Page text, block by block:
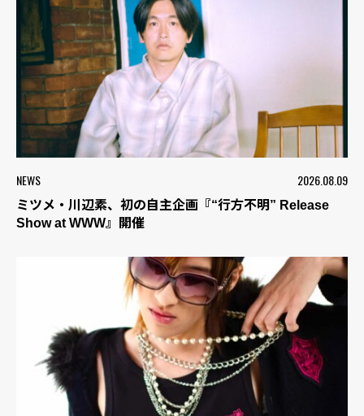
NEWS 2026.08.09
ミツメ・川辺素、初の自主企画『“行方不明” Release
Show at WWW』開催